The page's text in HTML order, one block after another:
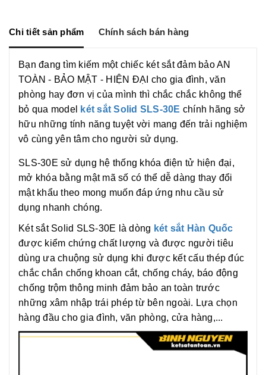
g
o
n
Chi tiết sản phẩm Chính sách bán hàng
Bạn đang tìm kiếm một chiếc két sắt đảm bảo AN
TOÀN - BẢO MẬT - HIỆN ĐẠI cho gia đình, văn
phòng hay đơn vị của mình thì chắc chắc không thể
bỏ qua model
két sắt Solid SLS-30E chính hãng sở
hữu những tính năng tuyệt vời mang đến trải nghiệm
vô cùng yên tâm cho người sử dụng.
SLS-30E sử dụng hệ thống khóa điện tử hiện đại,
mở khóa bằng mật mã số có thể dễ dàng thay đổi
mật khẩu theo mong muốn đáp ứng nhu cầu sử
dụng nhanh chóng.
Két sắt Solid SLS-30E là dòng két sắt Hàn Quốc
được kiểm chứng chất lượng và được người tiêu
dùng ưa chuộng sử dụng khi được kết cấu thép đúc
chắc chắn chống khoan cắt, chống cháy, báo động
chống trộm thông minh đảm bảo an toàn trước
những xâm nhập trái phép từ bên ngoài. Lựa chọn
hàng đầu cho gia đình, văn phòng, cửa hàng,...